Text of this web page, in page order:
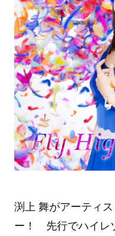
渕上 舞がアーティ
ー！ 先行でハイレ